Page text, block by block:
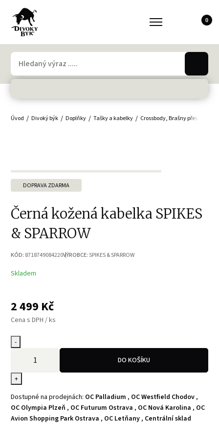
0
Úvod Divoký býk Doplňky Tašky a kabelky Crossbody, Brašny přes rameno
DOPRAVA ZDARMA
Černá kožená kabelka SPIKES
& SPARROW
KÓD: 8718749084220VÝROBCE: SPIKES & SPARROW
Skladem
2 499 Kč
Cena s DPH / ks
-
+
DO KOŠÍKU
Dostupné na prodejnách: OC Palladium , OC Westfield Chodov ,
OC Olympia Plzeň , OC Futurum Ostrava , OC Nová Karolina , OC
Avion Shopping Park Ostrava , OC Letňany , Centrální sklad